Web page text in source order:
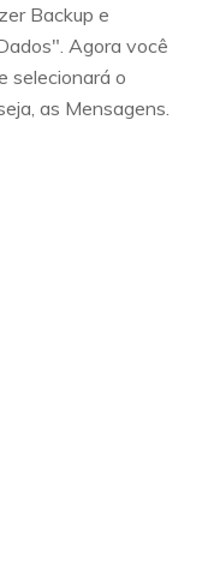
Backup e
Agora você
selecionará o
as Mensagens.